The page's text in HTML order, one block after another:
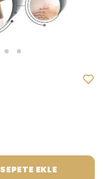
SEPETE EKLE